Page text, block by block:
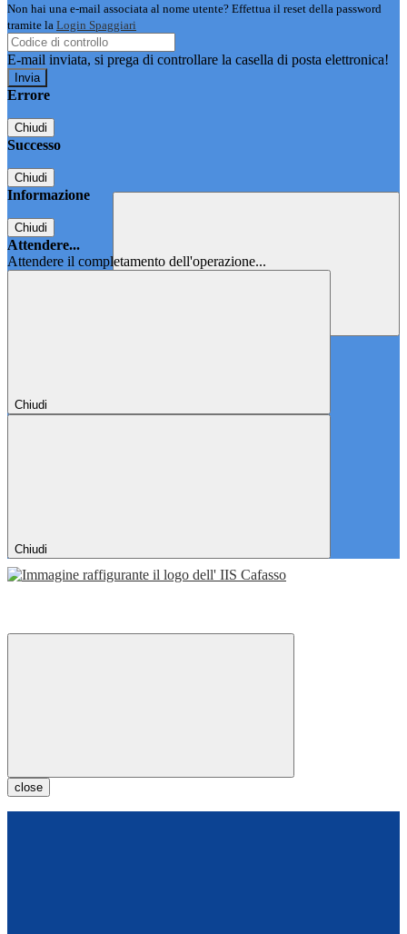
Non hai una e-mail associata al nome utente? Effettua il reset della password
tramite la Login Spaggiari
E-mail inviata, si prega di controllare la casella di posta elettronica!
Errore
Chiudi
Successo
Chiudi
Informazione
Chiudi
Attendere...
Attendere il completamento dell'operazione...
Chiudi
Chiudi
close